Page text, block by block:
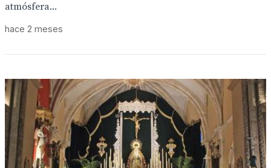
atmósfera...
hace 2 meses